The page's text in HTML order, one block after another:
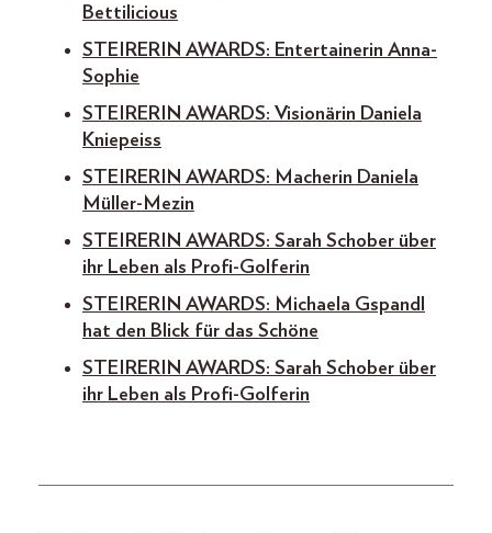
Bettilicious
STEIRERIN AWARDS: Entertainerin Anna-
Sophie
STEIRERIN AWARDS: Visionärin Daniela
Kniepeiss
STEIRERIN AWARDS: Macherin Daniela
Müller-Mezin
STEIRERIN AWARDS: Sarah Schober über
ihr Leben als Profi-Golferin
STEIRERIN AWARDS: Michaela Gspandl
hat den Blick für das Schöne
STEIRERIN AWARDS: Sarah Schober über
ihr Leben als Profi-Golferin